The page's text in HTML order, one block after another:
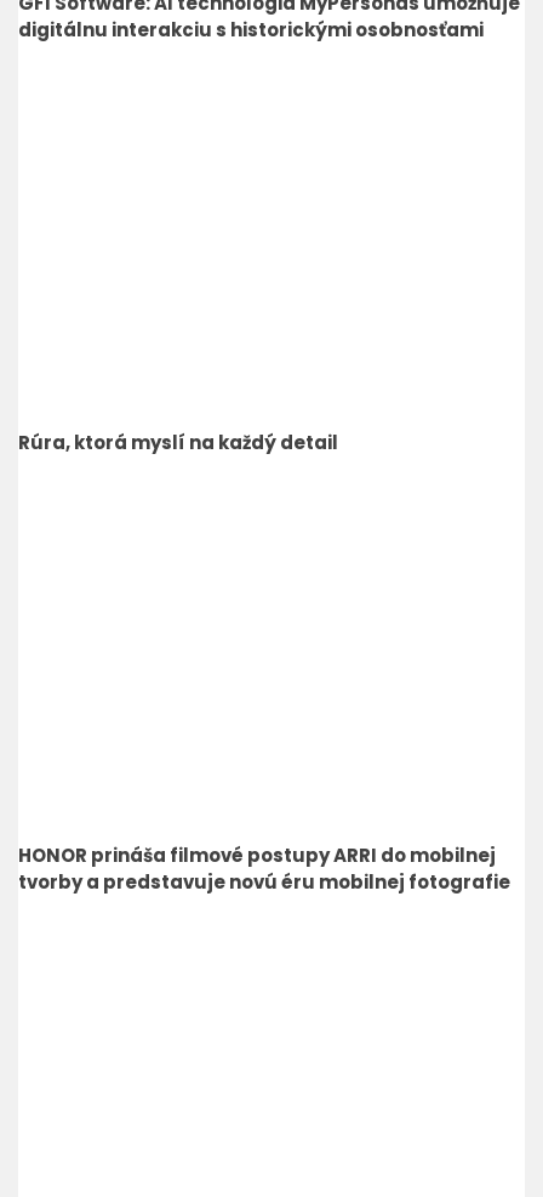
digitálnu interakciu s historickými osobnosťami
Rúra, ktorá myslí na každý detail
HONOR prináša filmové postupy ARRI do mobilnej
tvorby a predstavuje novú éru mobilnej fotografie